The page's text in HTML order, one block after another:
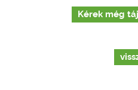
Kérek még